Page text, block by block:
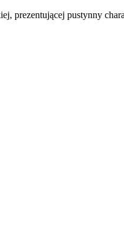
prezentującej pustynny